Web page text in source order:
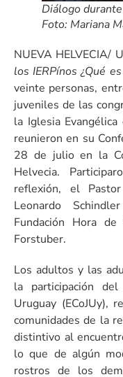
Diálogo
Foto: Mariana
NUEVA HELVECIA/
los IERPínos ¿Qué
veinte personas,
juveniles de las
la Iglesia
reunieron en su
28 de julio en la
Helvecia.
reflexión, el
Leonardo
Fundación Hora
Forstuber.
Los adultos y las
la participación
Uruguay (ECoJUy),
comunidades de la
distintivo al
lo que de algún
rostros de los